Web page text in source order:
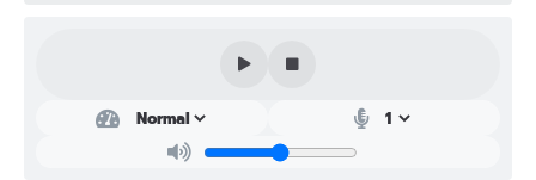
Plano Municipal de Enfrentamento da Pandemia em
Decorrência de COVID-19 Educação - Adesão ao